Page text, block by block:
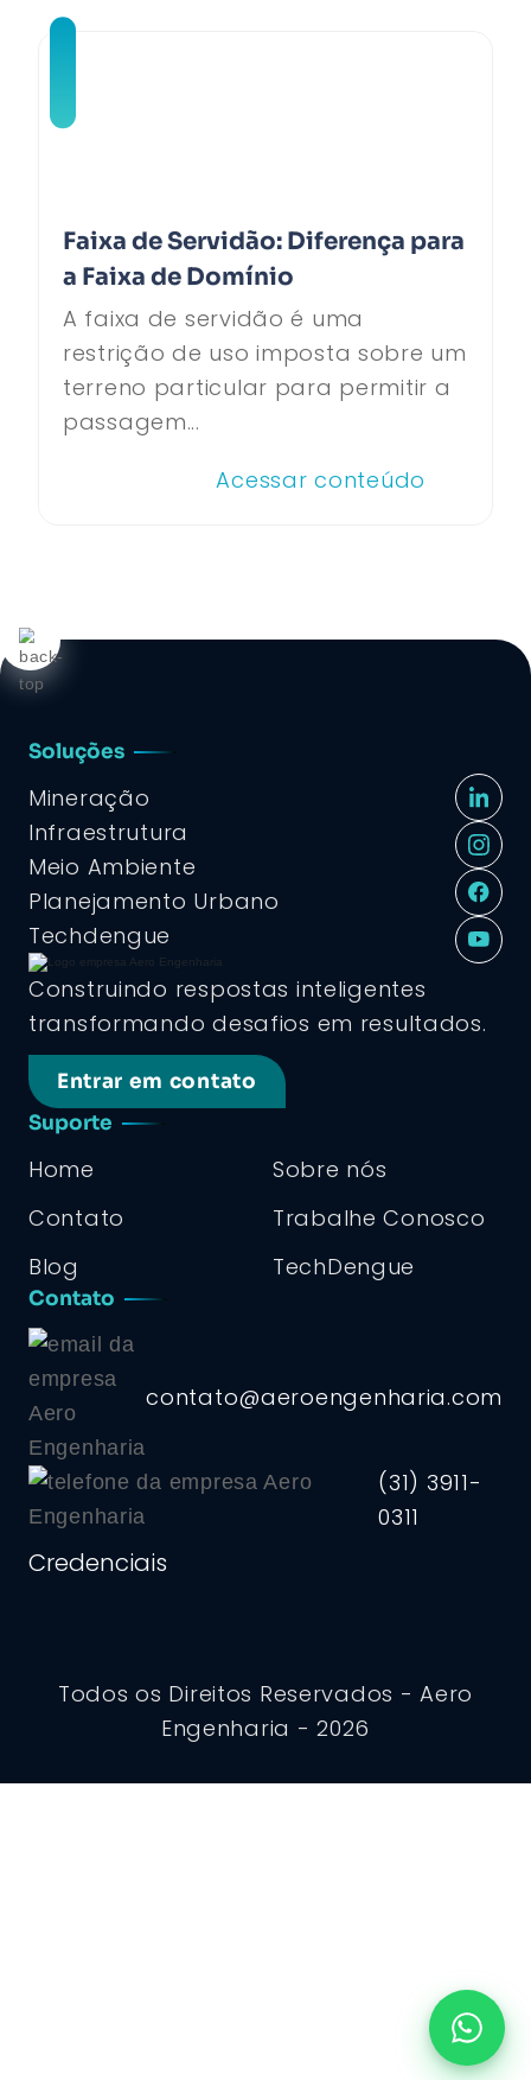
Faixa de Servidão: Diferença para
a Faixa de Domínio
A faixa de servidão é uma
restrição de uso imposta sobre um
terreno particular para permitir a
passagem...
Acessar conteúdo
Construindo respostas inteligentes
transformando desafios em resultados.
Entrar em contato
Suporte
Home
Sobre nós
Contato
Trabalhe Conosco
Blog
TechDengue
Contato
contato@aeroengenharia.com
(31) 3911-
0311
Credenciais
Soluções
Mineração
Infraestrutura
Meio Ambiente
Planejamento Urbano
Techdengue
Todos os Direitos Reservados - Aero
Engenharia - 2026